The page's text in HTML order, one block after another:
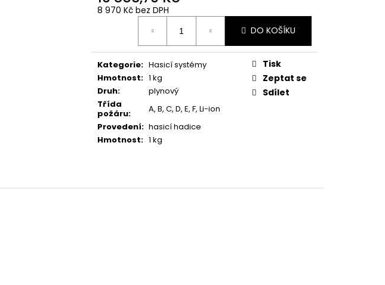
8 970 Kč bez DPH
DO KOŠÍKU
Kategorie: Hasicí systémy
Hmotnost: 1 kg
Druh:
plynový
Třída
požáru:
A, B, C, D, E, F, Li-ion
Provedení: hasicí hadice
Hmotnost: 1 kg
Tisk
Zeptat se
Sdílet
13 055,90 Kč